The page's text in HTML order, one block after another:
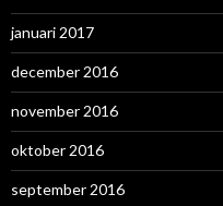
januari 2017
december 2016
november 2016
oktober 2016
september 2016